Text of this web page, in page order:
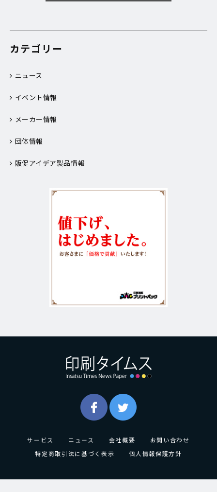
カテゴリー
ニュース
イベント情報
メーカー情報
団体情報
販促アイデア製品情報
サービス ニュース 会社概要
お問い合わせ
特定商取引法に基づく表示
個人情報保護方針